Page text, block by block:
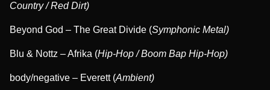
Country / Red Dirt)
Beyond God – The Great Divide (Symphonic Metal)
Blu & Nottz – Afrika (Hip-Hop / Boom Bap Hip-Hop)
body/negative – Everett (Ambient)